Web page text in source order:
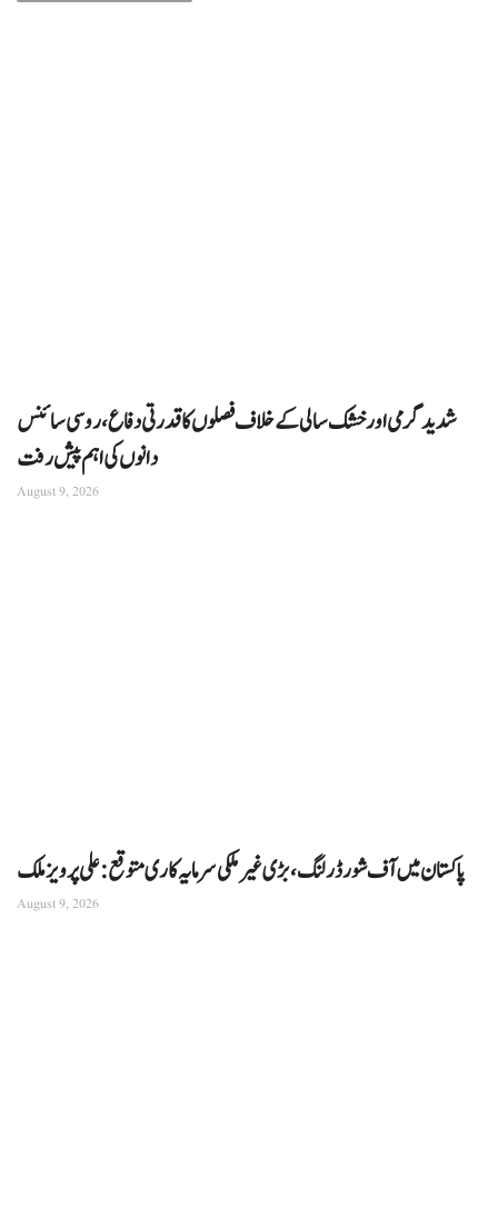
شدید گرمی اور خشک سالی کے خلاف فصلوں کا قدرتی دفاع، روسی سائنس
دانوں کی اہم پیش رفت
August 9, 2026
پاکستان میں آف شور ڈرلنگ، بڑی غیر ملکی سرمایہ کاری متوقع: علی پرویز ملک
August 9, 2026